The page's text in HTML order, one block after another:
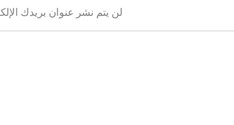
لن يتم نشر عنوان بريدك